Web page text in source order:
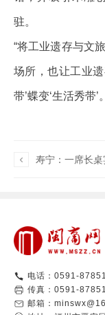
驻。
“将工业遗存与文
场所，也让工业遗
带’蝶变‘生活秀带

电话：0591-
传真：0591-
邮箱：